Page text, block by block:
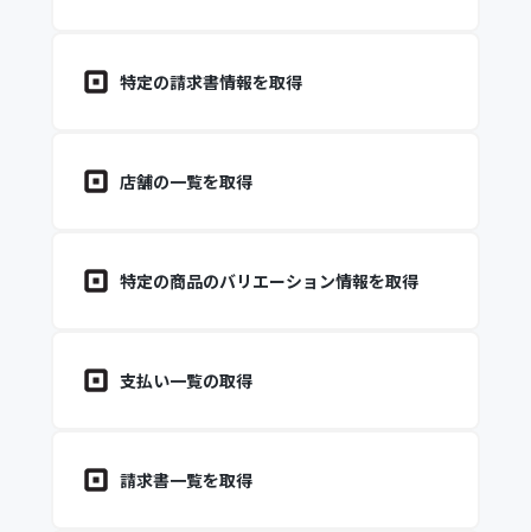
特定の請求書情報を取得
店舗の一覧を取得
特定の商品のバリエーション情報を取得
支払い一覧の取得
請求書一覧を取得